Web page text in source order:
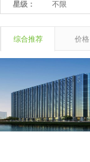
星级： 不限
综合推荐 价格